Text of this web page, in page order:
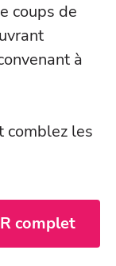
coups de
à
comblez les
complet